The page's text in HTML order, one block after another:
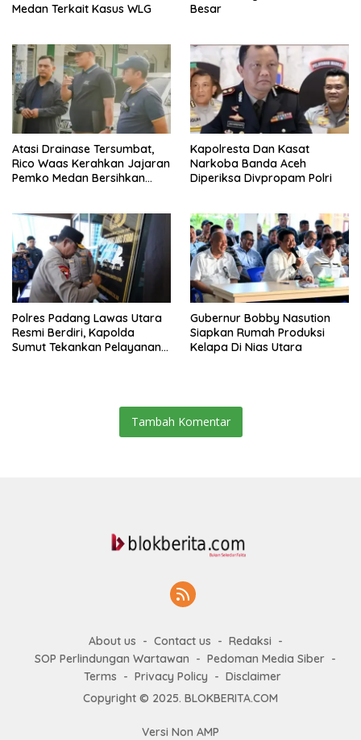
Medan Terkait Kasus WLG
Besar
Atasi Drainase Tersumbat,
Rico Waas Kerahkan Jajaran
Pemko Medan Bersihkan
Kapolresta Dan Kasat
Narkoba Banda Aceh
Diperiksa Divpropam Polri
Polres Padang Lawas Utara
Resmi Berdiri, Kapolda
Sumut Tekankan Pelayanan
Gubernur Bobby Nasution
Siapkan Rumah Produksi
Kelapa Di Nias Utara
Tambah Komentar
About us Contact us
Redaksi
SOP Perlindungan Wartawan
Pedoman Media Siber
Terms
Privacy Policy
Disclaimer
Copyright © 2025. BLOKBERITA.COM
Versi Non AMP